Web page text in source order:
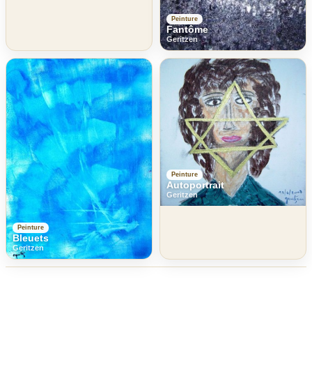
Peinture
Fantôme
Geritzen
Peinture
Bleuets
Geritzen
Peinture
Autoportrait
Geritzen